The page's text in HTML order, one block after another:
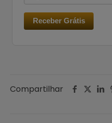
Receber Grátis
Compartilhar